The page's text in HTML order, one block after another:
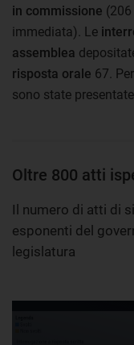
in commissione
immediata). Le
assemblea
risposta orale 67.
sono state
Oltre 800 atti
Il numero di atti di
esponenti del
legislatura